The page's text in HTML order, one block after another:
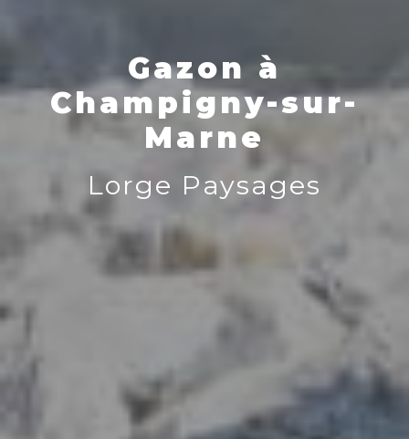
Gazon à
Champigny-sur-
Marne
Lorge Paysages